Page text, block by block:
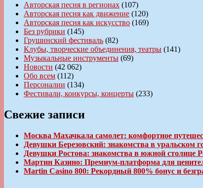
Авторская песня в регионах (107)
Авторская песня как движение (120)
Авторская песня как искусство (169)
Без рубрики (145)
Грушинский фестиваль (82)
Клубы, творческие объединения, театры (141)
Музыкальные инструменты (69)
Новости (42 062)
Обо всем (112)
Персоналии (134)
Фестивали, конкурсы, концерты (233)
Свежие записи
Москва Махачкала самолет: комфортное
Девушки Березовский: знакомства в уральском
Девушки Ростова: знакомства в южной столице
Мартин Казино: Премиум-платформа для
Martin Casino 800: Рекордный 800% бонус и